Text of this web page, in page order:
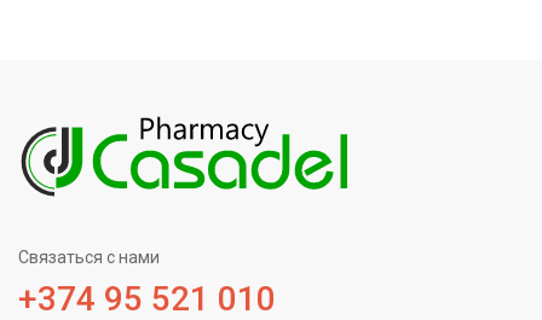
Связаться с нами
+374 95 521 010